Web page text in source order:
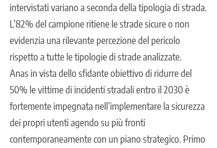
intervistati variano a seconda della tipologia di strada.
L’82% del campione ritiene le strade sicure o non
evidenzia una rilevante percezione del pericolo
rispetto a tutte le tipologie di strade analizzate.
Anas in vista dello sfidante obiettivo di ridurre del
50% le vittime di incidenti stradali entro il 2030 è
fortemente impegnata nell’implementare la sicurezza
dei propri utenti agendo su più fronti
contemporaneamente con un piano strategico. Primo